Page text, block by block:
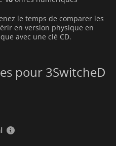
le temps de comparer les
en version physique en
avec une clé CD.
pour 3SwitcheD